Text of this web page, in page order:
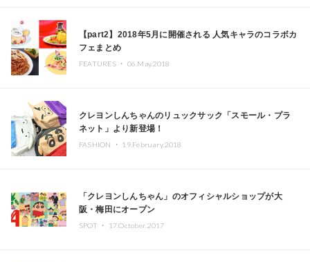
【part2】2018年5月に開催される 人気キャラのコラボカ
フェまとめ
FEATURES ・ 06.May.2018
クレヨンしんちゃんのリュックサック「スモール・プラ
ネット」より新登場！
FASHION ・ 19.February.2018
「クレヨンしんちゃん」のオフィシャルショップが大
阪・梅田にオープン
SPOT ・ 17.October.2017